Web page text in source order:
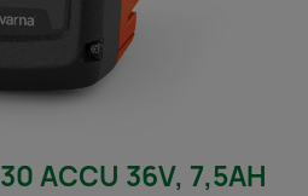
ACCU 36V, 7,5AH